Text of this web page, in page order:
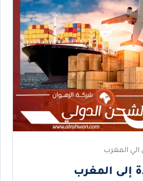
المغرب
المغرب